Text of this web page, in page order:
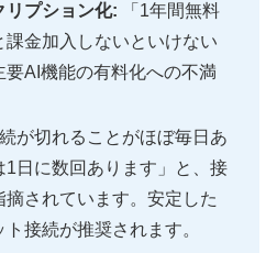
リプション化: 「1年間無料
課金加入しないといけない
AI機能の有料化への不満
が切れることがほぼ毎日あ
1日に数回あります」と、接
されています。安定した
接続が推奨されます。